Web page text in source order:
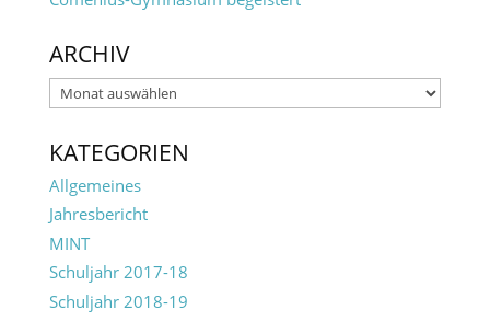
ARCHIV
Archiv
KATEGORIEN
Allgemeines
Jahresbericht
MINT
Schuljahr 2017-18
Schuljahr 2018-19